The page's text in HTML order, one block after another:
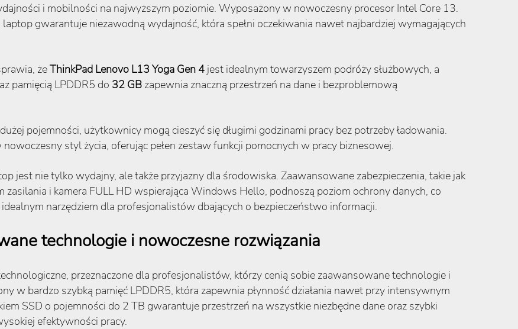
i mobilności na najwyższym poziomie. Wyposażony w nowoczesny procesor Intel Core 13.
gwarantuje niezawodną wydajność, która spełni oczekiwania nawet najbardziej wymagających
żeThinkPad Lenovo L13 Yoga Gen 4 jest idealnym towarzyszem podróży służbowych, a
pamięcią LPDDR5 do 32 GB zapewnia znaczną przestrzeń na dane i bezproblemową
pojemności, użytkownicy mogą cieszyć się długimi godzinami pracy bez potrzeby ładowania.
styl życia, oferując pełen zestaw funkcji pomocnych w pracy biznesowej.
jest nie tylko wydajny, ale także przyjazny dla środowiska. Zaawansowane zabezpieczenia, takie jak
i kamera FULL HD wspierająca Windows Hello, podnoszą poziom ochrony danych, co
narzędziem dla profesjonalistów dbających o bezpieczeństwo informacji.
technologie i nowoczesne rozwiązania
przeznaczone dla profesjonalistów, którzy cenią sobie zaawansowane technologie i
w bardzo szybką pamięć LPDDR5, która zapewnia płynność działania nawet przy intensywnym
SSD o pojemności do 2 TB gwarantuje przestrzeń na wszystkie niezbędne dane oraz szybki
efektywności pracy.